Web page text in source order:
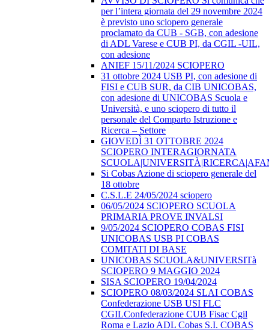
per l’intera giornata del 29 novembre 2024
è previsto uno sciopero generale
proclamato da CUB - SGB, con adesione
di ADL Varese e CUB PI, da CGIL -UIL,
con adesione
ANIEF 15/11/2024 SCIOPERO
31 ottobre 2024 USB PI, con adesione di
FISI e CUB SUR, da CIB UNICOBAS,
con adesione di UNICOBAS Scuola e
Università, e uno sciopero di tutto il
personale del Comparto Istruzione e
Ricerca – Settore
GIOVEDÌ 31 OTTOBRE 2024
SCIOPERO INTERAGIORNATA
Si Cobas Azione di sciopero generale del
18 ottobre
C.S.L.E 24/05/2024 sciopero
06/05/2024 SCIOPERO SCUOLA
PRIMARIA PROVE INVALSI
9/05/2024 SCIOPERO COBAS FISI
UNICOBAS USB PI COBAS
COMITATI DI BASE
UNICOBAS SCUOLA&UNIVERSITà
SCIOPERO 9 MAGGIO 2024
SISA SCIOPERO 19/04/2024
SCIOPERO 08/03/2024 SLAI COBAS
Confederazione USB USI FLC
CGILConfederazione CUB Fisac Cgil
Roma e Lazio ADL Cobas S.I. COBAS